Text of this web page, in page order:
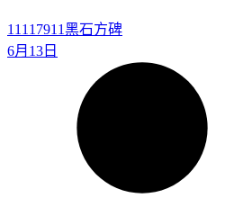
11117911黑石方碑
6月13日